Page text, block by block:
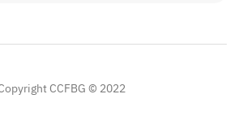
CCFBG © 2022